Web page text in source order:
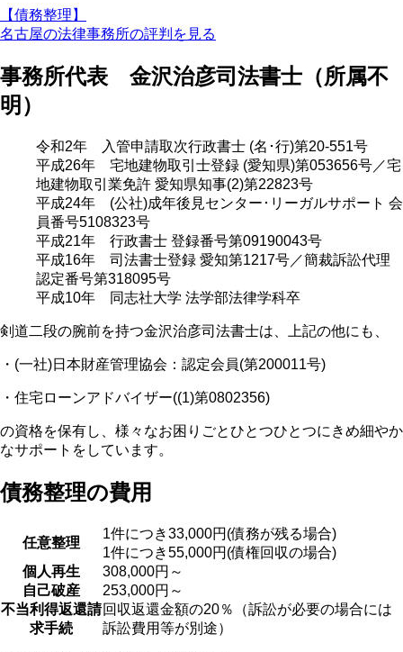
【債務整理】
名古屋の法律事務所の評判を見る
事務所代表 金沢治彦司法書士（所属不
明）
令和2年 入管申請取次行政書士 (名･行)第20-551号
平成26年 宅地建物取引士登録 (愛知県)第053656号／宅
地建物取引業免許 愛知県知事(2)第22823号
平成24年 (公社)成年後見センター･リーガルサポート 会
員番号5108323号
平成21年 行政書士 登録番号第09190043号
平成16年 司法書士登録 愛知第1217号／簡裁訴訟代理
認定番号第318095号
平成10年 同志社大学 法学部法律学科卒
剣道二段の腕前を持つ金沢治彦司法書士は、上記の他にも、
・(一社)日本財産管理協会：認定会員(第200011号)
・住宅ローンアドバイザー((1)第0802356)
の資格を保有し、様々なお困りごとひとつひとつにきめ細やか
なサポートをしています。
債務整理の費用
任意整理
1件につき33,000円(債務が残る場合)
1件につき55,000円(債権回収の場合)
個人再生
308,000円～
自己破産
253,000円～
不当利得返還請
求手続
回収返還金額の20％（訴訟が必要の場合には
訴訟費用等が別途）